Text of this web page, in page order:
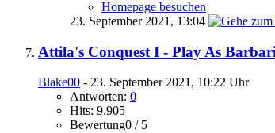
Homepage besuchen
23. September 2021, 13:04
Attila's Conquest I - Play As
Blake00 - 23. September 2021, 10:22 Uhr
Antworten: 0
Hits: 9.905
Bewertung0 / 5